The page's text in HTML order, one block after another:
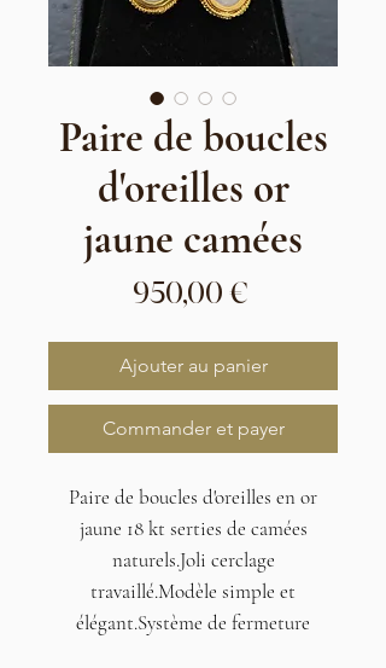
Paire de boucles
d'oreilles or
jaune camées
950,00 €Prix
Ajouter au panier
Commander et payer
Paire de boucles d'oreilles en or
jaune 18 kt serties de camées
naturels.Joli cerclage
travaillé.Modèle simple et
élégant.Système de fermeture